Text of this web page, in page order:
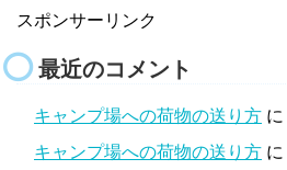
スポンサーリンク
最近のコメント
キャンプ場への荷物の送り方 に
キャンプ場への荷物の送り方 に